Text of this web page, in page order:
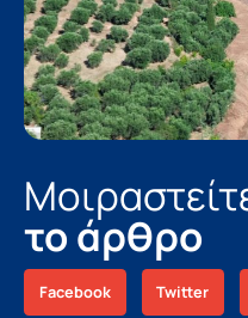
το άρθρο
Facebook Twitter